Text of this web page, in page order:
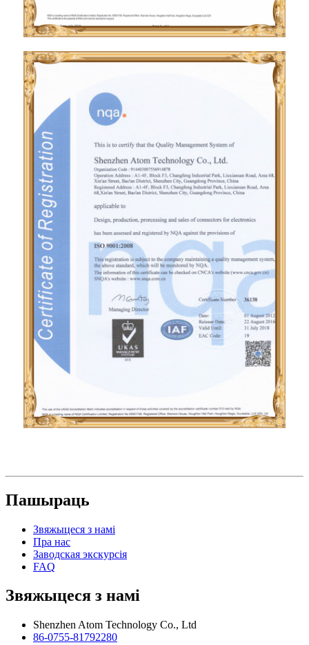
Пашыраць
Звяжыцеся з намі
Пра нас
Заводская экскурсія
FAQ
Звяжыцеся з намі
Shenzhen Atom Technology Co., Ltd
86-0755-81792280